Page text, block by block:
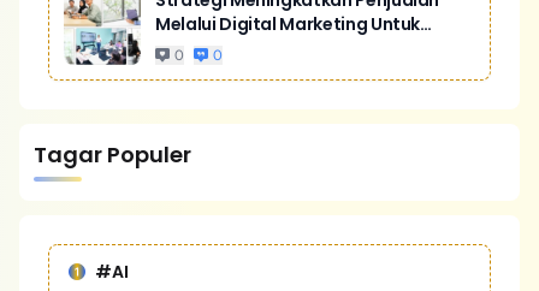
Melalui Digital Marketing Untuk
Bisnis Yang Lebih Kompetitif
0 0
Tagar Populer
#AI